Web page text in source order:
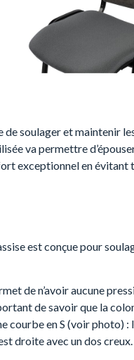
de soulager et maintenir
va permettre
exceptionnel en évitant
est conçue pour
de n’avoir aucune
de savoir que la
courbe en S (voir photo)
droite avec un dos creux.